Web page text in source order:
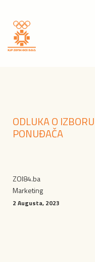
ODLUKA O
PONUĐAČA
ZOI84.ba
Marketing
2 Augusta, 2023